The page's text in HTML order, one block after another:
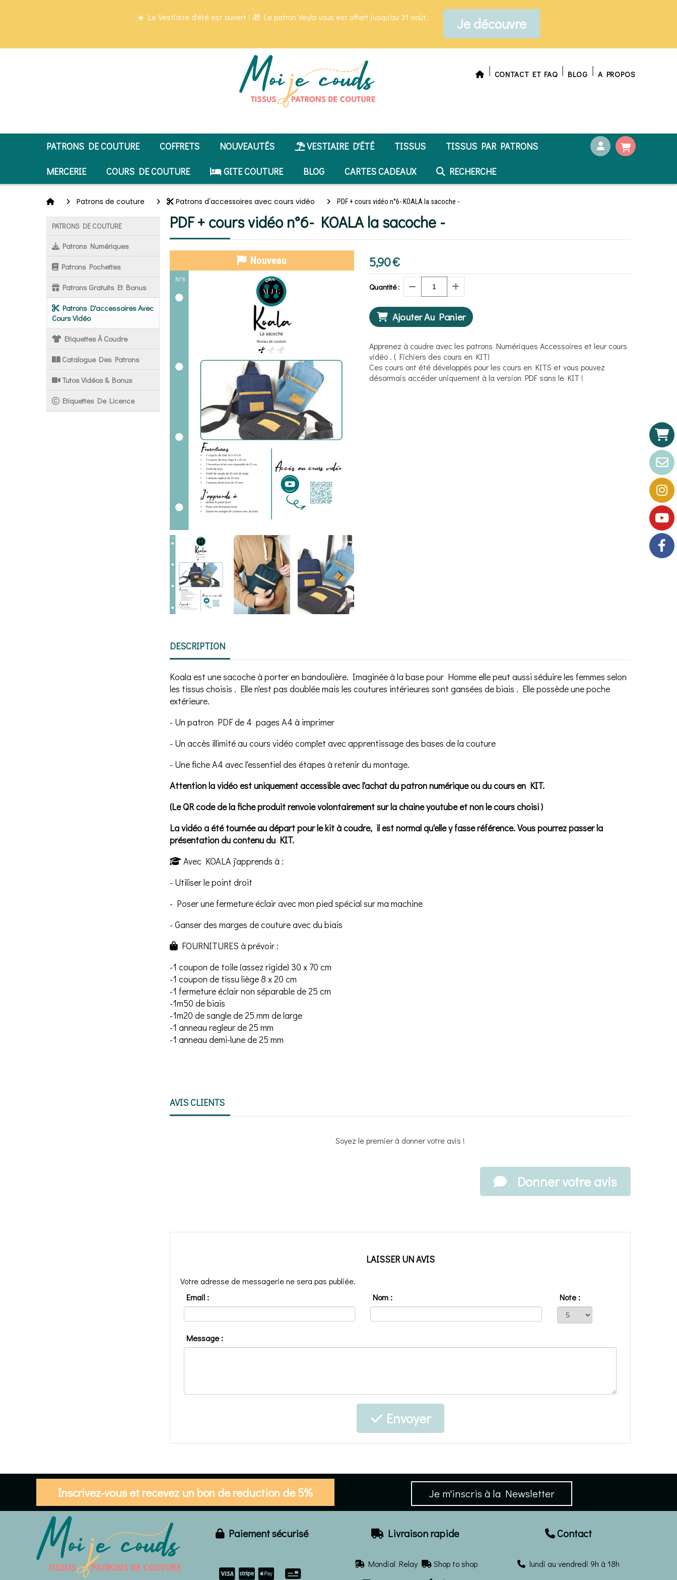
☀️ Le Vestiaire d'été est ouvert ! 🎁 Le patron Veyla vous est offert jusqu'au 31 août. Je découvre
CONTACT ET FAQ BLOG A PROPOS
PATRONS DE COUTURE COFFRETS NOUVEAUTÉS VESTIAIRE D'ÉTÉ TISSUS TISSUS PAR PATRONS
MERCERIE COURS DE COUTURE GITE COUTURE BLOG CARTES CADEAUX RECHERCHE
PATRONS DE COUTURE
Patrons Numériques
Patrons Pochettes
Patrons Gratuits Et Bonus
Patrons D'accessoires Avec
Cours Vidéo
Etiquettes À Coudre
Catalogue Des Patrons
Tutos Vidéos & Bonus
Etiquettes De Licence
Patrons de couture Patrons d'accessoires avec cours vidéo PDF + cours vidéo n°6- KOALA la sacoche -
PDF + cours vidéo n°6- KOALA la sacoche -
Nouveau 5,90€
Quantité :
Ajouter Au Panier
Apprenez à coudre avec les patrons Numériques Accessoires et leur cours
vidéo . ( Fichiers des cours en KIT)
Ces cours ont été développés pour les cours en KITS et vous pouvez
désormais accéder uniquement à la version PDF sans le KIT !
DESCRIPTION
Koala est une sacoche à porter en bandoulière. Imaginée à la base pour Homme elle peut aussi séduire les femmes selon
les tissus choisis . Elle n'est pas doublée mais les coutures intérieures sont gansées de biais . Elle possède une poche
extérieure.
- Un patron PDF de 4 pages A4 à imprimer
- Un accès illimité au cours vidéo complet avec apprentissage des bases de la couture
- Une fiche A4 avec l'essentiel des étapes à retenir du montage.
Attention la vidéo est uniquement accessible avec l'achat du patron numérique ou du cours en KIT.
(Le QR code de la fiche produit renvoie volontairement sur la chaine youtube et non le cours choisi )
La vidéo a été tournée au départ pour le kit à coudre, il est normal qu'elle y fasse référence. Vous pourrez passer la
présentation du contenu du KIT.
 Avec KOALA j'apprends à :
- Utiliser le point droit
- Poser une fermeture éclair avec mon pied spécial sur ma machine
- Ganser des marges de couture avec du biais
 FOURNITURES à prévoir :
-1 coupon de toile (assez rigide) 30 x 70 cm
-1 coupon de tissu liège 8 x 20 cm
-1 fermeture éclair non séparable de 25 cm
-1m50 de biais
-1m20 de sangle de 25 mm de large
-1 anneau regleur de 25 mm
-1 anneau demi-lune de 25 mm
AVIS CLIENTS
Soyez le premier à donner votre avis !
Donner votre avis
LAISSER UN AVIS
Votre adresse de messagerie ne sera pas publiée.
Email :
Nom : Note :
Message :
Envoyer
Inscrivez-vous et recevez un bon de reduction de 5% Je m'inscris à la Newsletter
 Paiement sécurisé
 
 Livraison rapide
 Mondial Relay  Shop to shop
Contact
lundi au vendredi 9h à 18h